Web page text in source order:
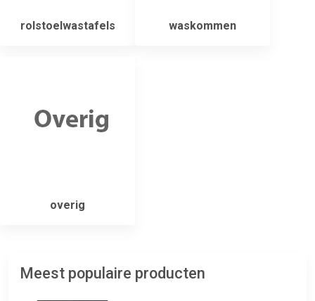
rolstoelwastafels waskommen
overig
Meest populaire producten